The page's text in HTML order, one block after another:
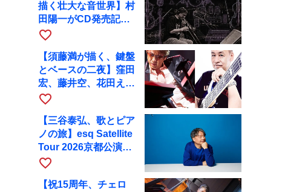
描く壮大な音世界】村
田陽一がCD発売記念
ツアーで9月4日に京
favorite_border
【須藤満が描く、鍵盤
とベースの二夜】窪田
宏、藤井空、花田えみ
と京都RAGで共演
favorite_border
【三谷泰弘、歌とピア
ノの旅】esq Satellite
Tour 2026京都公演を
10月に開催
favorite_border
【祝15周年、チェロ